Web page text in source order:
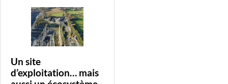
Un site
d’exploitation… mais